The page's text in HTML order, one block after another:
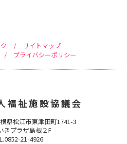
/
サイトマップ
/ プライバシーポリシー
福祉施設協議会
県松江市東津田町1741-3
きプラザ島根２F
21-4926